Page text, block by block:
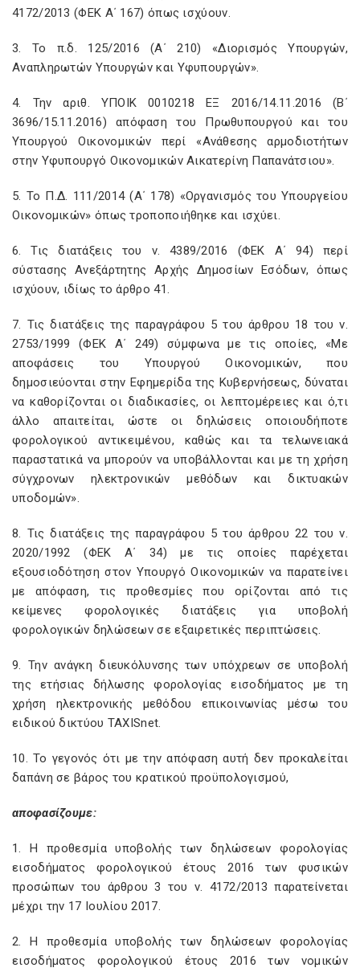
4172/2013 (ΦΕΚ Α΄ 167) όπως ισχύουν.
3. Το π.δ. 125/2016 (A΄ 210) «Διορισμός Υπουργών,
Αναπληρωτών Υπουργών και Υφυπουργών».
4. Την αριθ. ΥΠΟΙΚ 0010218 ΕΞ 2016/14.11.2016 (Β΄
3696/15.11.2016) απόφαση του Πρωθυπουργού και του
Υπουργού Οικονομικών περί «Ανάθεσης αρμοδιοτήτων
στην Υφυπουργό Οικονομικών Αικατερίνη Παπανάτσιου».
5. Το Π.Δ. 111/2014 (Α΄ 178) «Οργανισμός του Υπουργείου
Οικονομικών» όπως τροποποιήθηκε και ισχύει.
6. Τις διατάξεις του ν. 4389/2016 (ΦΕΚ Α΄ 94) περί
σύστασης Ανεξάρτητης Αρχής Δημοσίων Εσόδων, όπως
ισχύουν, ιδίως το άρθρο 41.
7. Τις διατάξεις της παραγράφου 5 του άρθρου 18 του ν.
2753/1999 (ΦΕΚ Α΄ 249) σύμφωνα με τις οποίες, «Με
αποφάσεις του Υπουργού Οικονομικών, που
δημοσιεύονται στην Εφημερίδα της Κυβερνήσεως, δύναται
να καθορίζονται οι διαδικασίες, οι λεπτομέρειες και ό,τι
άλλο απαιτείται, ώστε οι δηλώσεις οποιουδήποτε
φορολογικού αντικειμένου, καθώς και τα τελωνειακά
παραστατικά να μπορούν να υποβάλλονται και με τη χρήση
σύγχρονων ηλεκτρονικών μεθόδων και δικτυακών
υποδομών».
8. Τις διατάξεις της παραγράφου 5 του άρθρου 22 του ν.
2020/1992 (ΦΕΚ Α΄ 34) με τις οποίες παρέχεται
εξουσιοδότηση στον Υπουργό Οικονομικών να παρατείνει
με απόφαση, τις προθεσμίες που ορίζονται από τις
κείμενες φορολογικές διατάξεις για υποβολή
φορολογικών δηλώσεων σε εξαιρετικές περιπτώσεις.
9. Την ανάγκη διευκόλυνσης των υπόχρεων σε υποβολή
της ετήσιας δήλωσης φορολογίας εισοδήματος με τη
χρήση ηλεκτρονικής μεθόδου επικοινωνίας μέσω του
ειδικού δικτύου TAXISnet.
10. Το γεγονός ότι με την απόφαση αυτή δεν προκαλείται
δαπάνη σε βάρος του κρατικού προϋπολογισμού,
αποφασίζουμε:
1. Η προθεσμία υποβολής των δηλώσεων φορολογίας
εισοδήματος φορολογικού έτους 2016 των φυσικών
προσώπων του άρθρου 3 του ν. 4172/2013 παρατείνεται
μέχρι την 17 Ιουλίου 2017.
2. Η προθεσμία υποβολής των δηλώσεων φορολογίας
εισοδήματος φορολογικού έτους 2016 των νομικών